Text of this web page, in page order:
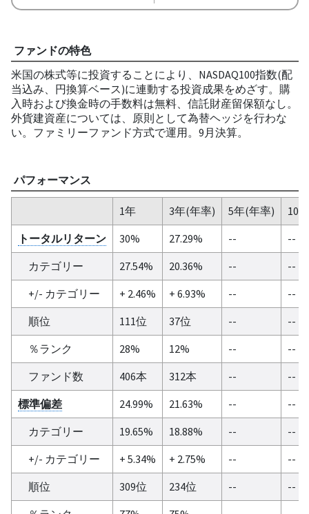
ファンドの特色
米国の株式等に投資することにより、NASDAQ100指数(配
当込み、円換算ベース)に連動する投資成果をめざす。購
入時および換金時の手数料は無料、信託財産留保額なし。
外貨建資産については、原則として為替ヘッジを行わな
い。ファミリーファンド方式で運用。9月決算。
パフォーマンス
1年 3年(年率) 5年(年率)
10
トータルリターン
30% 27.29% --
--
カテゴリー
27.54% 20.36% --
--
+/- カテゴリー
+ 2.46% + 6.93% --
--
順位
111位 37位 --
--
％ランク
28% 12% --
--
ファンド数
406本 312本 --
--
標準偏差
24.99% 21.63% --
--
カテゴリー
19.65% 18.88% --
--
+/- カテゴリー
+ 5.34% + 2.75% --
--
順位
309位 234位 --
--